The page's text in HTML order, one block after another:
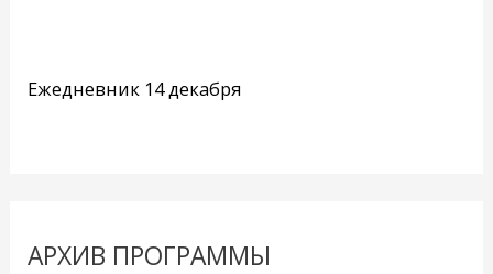
Ежедневник 14 декабря
АРХИВ ПРОГРАММЫ